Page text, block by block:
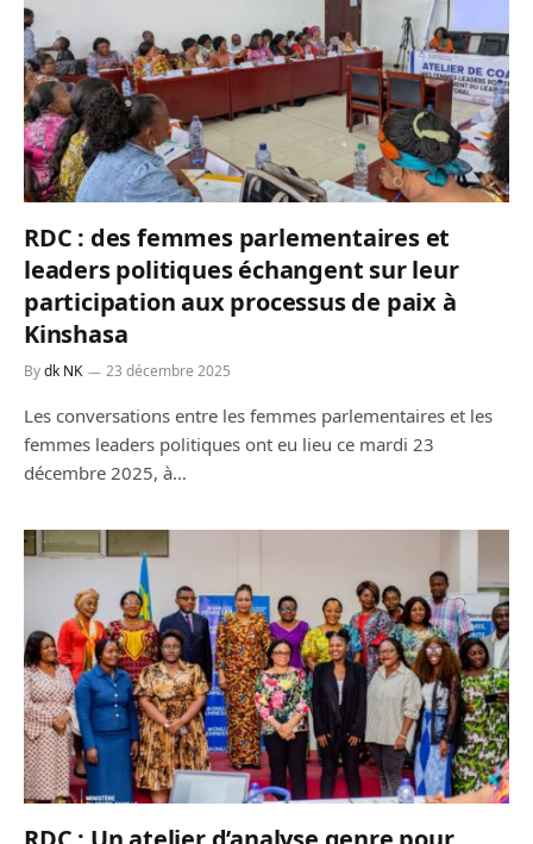
RDC : des femmes parlementaires et
leaders politiques échangent sur leur
participation aux processus de paix à
Kinshasa
Bydk NK 23 décembre 2025
Les conversations entre les femmes parlementaires et les
femmes leaders politiques ont eu lieu ce mardi 23
décembre 2025, à…